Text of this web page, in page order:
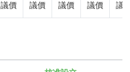
議價 議價 議價 議價 議